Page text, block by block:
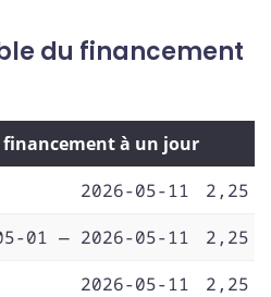
du financement
financement à un jour
2026-05-11
2,25
01 — 2026-05-11
2,25
2026-05-11 2,25